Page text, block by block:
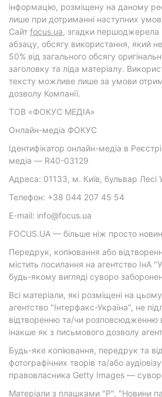
інформацію, розміщену на даному
лише при дотриманні наступних
Cайт focus.ua, згадки
абзацу, обсягу використання, який
50% від загального обсягу
заголовку та ліда матеріалу.
тексту можливе лише за умови
дозволу Компанії.
ТОВ «ФОКУС МЕДІА»
Онлайн-медіа ФОКУС
Ідентифікатор онлайн-медіа в Реєстрі
медіа — R40-03129
Адреса: 01133, м. Київ, бульвар Лесі
Телефон: +38 044 207 45 54
E-mail: info@focus.ua
FOCUS.UA — більше ніж просто
Передрук, копіювання або
містить посилання на агентство ІнА
будь-якому вигляді суворо
Всі матеріали, які розміщені на
агентство "Інтерфакс-Україна", не
відтворенню та/чи розповсюдженню
інакше як з письмового дозволу
Будь-яке копіювання, передрук та
фотографічних творів та/або
правовласника Getty Images —
Матеріали з плашками "Р", "Новини